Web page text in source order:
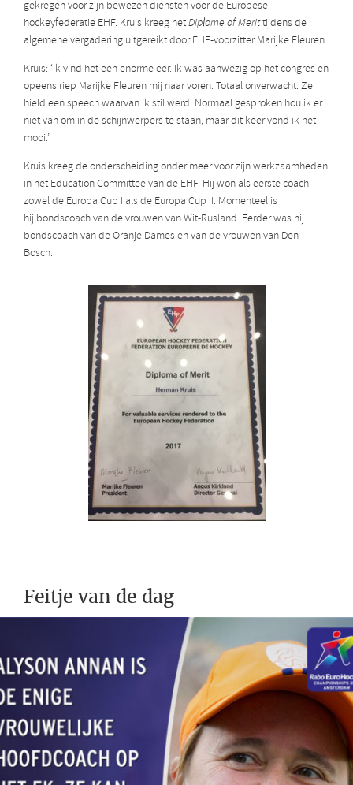
gekregen voor zijn bewezen diensten voor de Europese
hockeyfederatie EHF. Kruis kreeg hetDiplome of Merittijdens de
algemene vergadering uitgereikt door EHF-voorzitter Marijke Fleuren.
Kruis: ‘Ik vind het een enorme eer. Ik was aanwezig op het congres en
opeens riep Marijke Fleuren mij naar voren. Totaal onverwacht. Ze
hield een speech waarvan ik stil werd. Normaal gesproken hou ik er
niet van om in de schijnwerpers te staan, maar dit keer vond ik het
mooi.’
Kruis kreeg de onderscheiding onder meer voor zijn werkzaamheden
in het Education Committee van de EHF. Hij won als eerste coach
zowel de Europa Cup I als de Europa Cup II. Momenteel is
hij bondscoach van de vrouwen van Wit-Rusland. Eerder was hij
bondscoach van de Oranje Dames en van de vrouwen van Den
Bosch.
Feitje van de dag